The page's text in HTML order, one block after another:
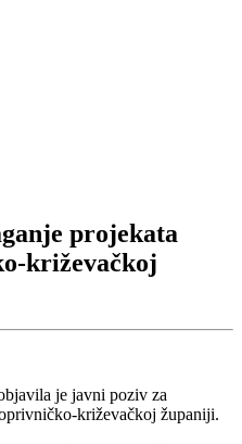
projekata
križevačkoj
je javni poziv za
križevačkoj županiji.